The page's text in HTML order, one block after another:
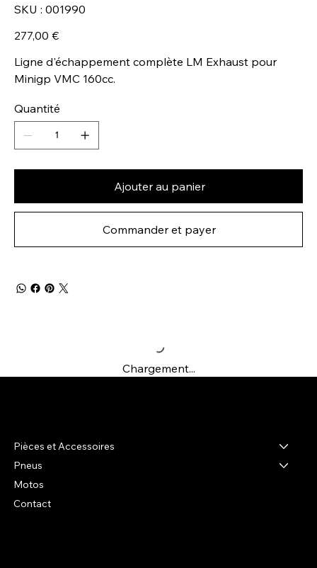
SKU : SKU
001990
001990
Prix
277,00 €
Ligne d'échappement complète LM Exhaust pour
Minigp VMC 160cc.
Quantité
Ajouter au panier
Commander et payer
Chargement...
Pièces et Accessoires
Pneus
Motos
Contact